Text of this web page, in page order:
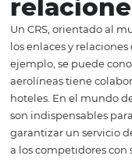
análisis
sitios web, entre
menciones sociales
ayudar a
usuarios con los
monitorear las
CRS, permite
promociones, que